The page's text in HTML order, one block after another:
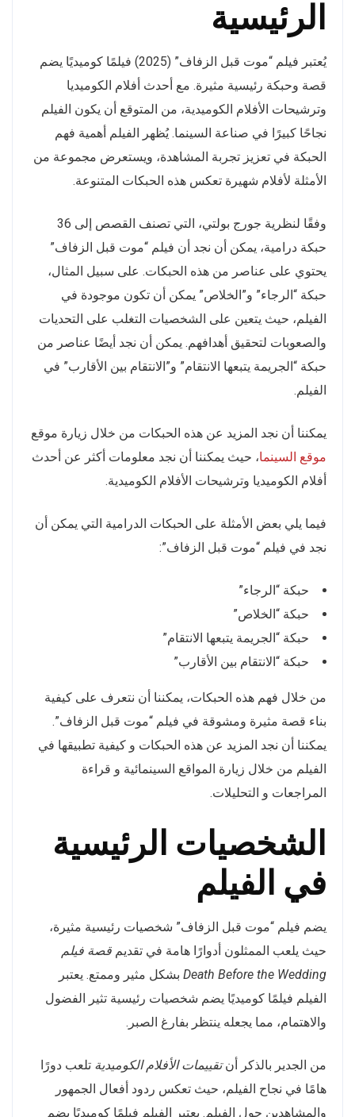
الرئيسية
يُعتبر فيلم “موت قبل الزفاف” (2025) فيلمًا كوميديًا يضم
قصة وحبكة رئيسية مثيرة. مع أحدث أفلام الكوميديا
وترشيحات الأفلام الكوميدية، من المتوقع أن يكون الفيلم
نجاحًا كبيرًا في صناعة السينما. يُظهر الفيلم أهمية فهم
الحبكة في تعزيز تجربة المشاهدة، ويستعرض مجموعة من
الأمثلة لأفلام شهيرة تعكس هذه الحبكات المتنوعة.
وفقًا لنظرية جورج بولتي، التي تصنف القصص إلى 36
حبكة درامية، يمكن أن نجد أن فيلم “موت قبل الزفاف”
يحتوي على عناصر من هذه الحبكات. على سبيل المثال،
حبكة “الرجاء” و”الخلاص” يمكن أن تكون موجودة في
الفيلم، حيث يتعين على الشخصيات التغلب على التحديات
والصعوبات لتحقيق أهدافهم. يمكن أن نجد أيضًا عناصر من
حبكة “الجريمة يتبعها الانتقام” و”الانتقام بين الأقارب” في
الفيلم.
يمكننا أن نجد المزيد عن هذه الحبكات من خلال زيارة موقع
موقع السينما، حيث يمكننا أن نجد معلومات أكثر عن أحدث
أفلام الكوميديا وترشيحات الأفلام الكوميدية.
فيما يلي بعض الأمثلة على الحبكات الدرامية التي يمكن أن
نجد في فيلم “موت قبل الزفاف”:
حبكة “الرجاء”
حبكة “الخلاص”
حبكة “الجريمة يتبعها الانتقام”
حبكة “الانتقام بين الأقارب”
من خلال فهم هذه الحبكات، يمكننا أن نتعرف على كيفية
بناء قصة مثيرة ومشوقة في فيلم “موت قبل الزفاف”.
يمكننا أن نجد المزيد عن هذه الحبكات و كيفية تطبيقها في
الفيلم من خلال زيارة المواقع السينمائية و قراءة
المراجعات و التحليلات.
الشخصيات الرئيسية
في الفيلم
يضم فيلم “موت قبل الزفاف” شخصيات رئيسية مثيرة،
حيث يلعب الممثلون أدوارًا هامة في تقديم قصة فيلم
Death Before the Wedding بشكل مثير وممتع. يعتبر
الفيلم فيلمًا كوميديًا يضم شخصيات رئيسية تثير الفضول
والاهتمام، مما يجعله ينتظر بفارغ الصبر.
من الجدير بالذكر أنتقييمات الأفلام الكوميدية تلعب دورًا
هامًا في نجاح الفيلم، حيث تعكس ردود أفعال الجمهور
والمشاهدين حول الفيلم. يعتبر الفيلم فيلمًا كوميديًا يضم